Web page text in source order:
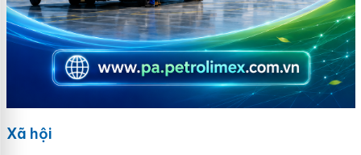
Xã hội